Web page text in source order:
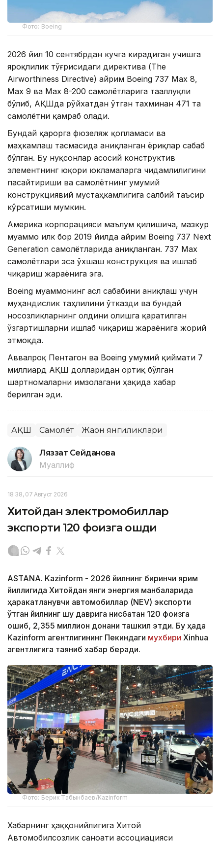
Фото: Boeing
2026 йил 10 сентябрдан кучга кирадиган учишга
яроқлилик тўғрисидаги директива (The
Airworthiness Directive) айрим Boeing 737 Max 8,
Max 9 ва Max 8-200 самолётларига тааллуқли
бўлиб, АҚШда рўйхатдан ўтган тахминан 471 та
самолётни қамраб олади.
Бундай қарорга фюзеляж қопламаси ва
маҳкамлаш тасмасида аниқланган ёриқлар сабаб
бўлган. Бу нуқсонлар асосий конструктив
элементнинг юқори юкламаларга чидамлилигини
пасайтириши ва самолётнинг умумий
конструкциявий мустаҳкамлигига салбий таъсир
кўрсатиши мумкин.
Америка корпорацияси маълум қилишича, мазкур
муаммо илк бор 2019 йилда айрим Boeing 737 Next
Generation самолётларида аниқланган. 737 Max
самолётлари эса ўхшаш конструкция ва ишлаб
чиқариш жараёнига эга.
Boeing муаммонинг асл сабабини аниқлаш учун
муҳандислик таҳлилини ўтказди ва бундай
носозликларнинг олдини олишга қаратилган
ўзгартишларни ишлаб чиқариш жараёнига жорий
этмоқда.
Аввалроқ Пентагон ва Boeing умумий қиймати 7
миллиард АҚШ долларидан ортиқ бўлган
шартномаларни имзолагани ҳақида хабар
берилган эди.
АҚШ Самолёт Жаҳон янгиликлари
Ляззат Сейданова
Муаллиф
18:38, 07 Август 2026
Хитойдан электромобиллар
экспорти 120 фоизга ошди
ASTANA. Kazinform - 2026 йилнинг биринчи ярим
йиллигида Хитойдан янги энергия манбаларида
ҳаракатланувчи автомобиллар (NEV) экспорти
ўтган йилнинг шу даврига нисбатан 120 фоизга
ошиб, 2,355 миллион донани ташкил этди. Бу ҳақда
Kazinform агентлигининг Пекиндаги мухбири Xinhua
агентлигига таяниб хабар беради.
Фото: Берик Табынбаев/Kazinform
Хабарнинг ҳаққонийлигига Хитой
Автомобилсозлик саноати ассоциацияси